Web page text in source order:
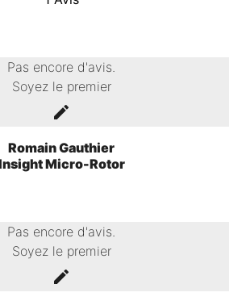
Pas encore d'avis.
Soyez le premier
Romain Gauthier
Micro-Rotor
Pas encore d'avis.
Soyez le premier